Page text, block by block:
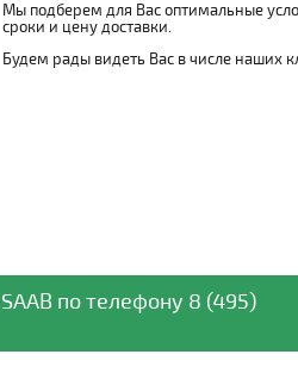
Мы подберем для Вас оптимальные
сроки и цену доставки.
Будем рады видеть Вас в числе наших
SAAB по телефону 8 (495)